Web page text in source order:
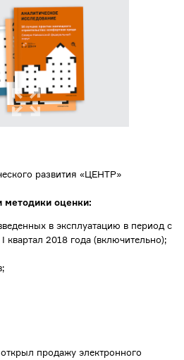
развития «ЦЕНТР»
методики оценки:
в эксплуатацию в период с
квартал 2018 года (включительно);
продажу электронного